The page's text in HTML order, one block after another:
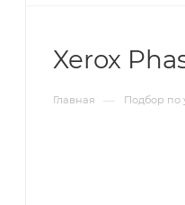
Xerox
Главная — Подбор по